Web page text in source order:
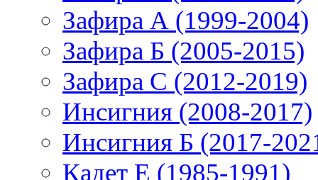
Зафира А (1999-2004)
Зафира Б (2005-2015)
Зафира С (2012-2019)
Инсигния (2008-2017)
Инсигния Б (2017-
Кадет Е (1985-1991)